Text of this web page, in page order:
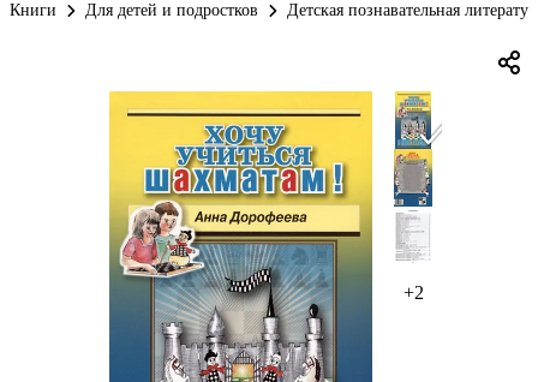
Книги Для детей и подростков Детская познавательная
+2